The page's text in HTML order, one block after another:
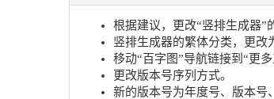
根据建议，更改“竖排生成器”
竖排生成器的繁体分类，更改
移动“百字图”导航链接到“更多
更改版本号序列方式。
新的版本号为年度号、版本号